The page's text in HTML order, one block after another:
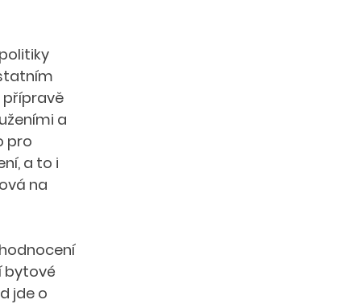
přípravě
a
pro
a to i
na
bytové
jde o